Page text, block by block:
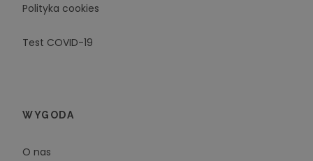
Polityka cookies
Test COVID-19
WYGODA
O nas